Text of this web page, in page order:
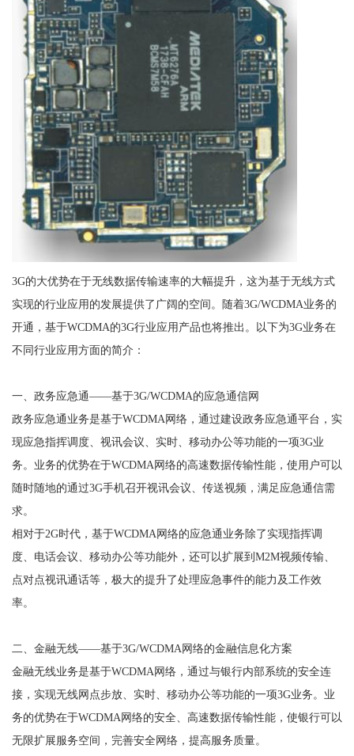
3G的大优势在于无线数据传输速率的大幅提升，这为基于无线方式
实现的行业应用的发展提供了广阔的空间。随着3G/WCDMA业务的
开通，基于WCDMA的3G行业应用产品也将推出。以下为3G业务在
不同行业应用方面的简介：
一、政务应急通——基于3G/WCDMA的应急通信网
政务应急通业务是基于WCDMA网络，通过建设政务应急通平台，实
现应急指挥调度、视讯会议、实时、移动办公等功能的一项3G业
务。业务的优势在于WCDMA网络的高速数据传输性能，使用户可以
随时随地的通过3G手机召开视讯会议、传送视频，满足应急通信需
求。
相对于2G时代，基于WCDMA网络的应急通业务除了实现指挥调
度、电话会议、移动办公等功能外，还可以扩展到M2M视频传输、
点对点视讯通话等，极大的提升了处理应急事件的能力及工作效
率。
二、金融无线——基于3G/WCDMA网络的金融信息化方案
金融无线业务是基于WCDMA网络，通过与银行内部系统的安全连
接，实现无线网点步放、实时、移动办公等功能的一项3G业务。业
务的优势在于WCDMA网络的安全、高速数据传输性能，使银行可以
无限扩展服务空间，完善安全网络，提高服务质量。